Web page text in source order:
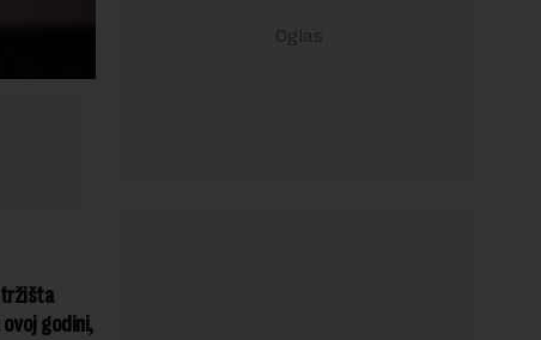
tržišta
godini,